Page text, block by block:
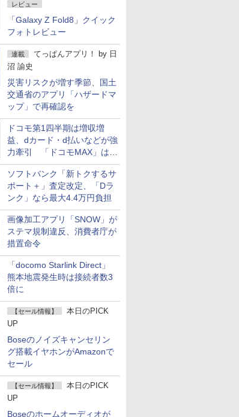
レビュー
「Galaxy Z Fold8」クイック
フォトレビュー
連載 てっぱんアプリ！ by 日
沼 諭史
災害リスクが増す季節、国土
交通省のアプリ「ハザードマ
ップ」で再確認を
ドコモ第1四半期は増収増
益、dカード・d払いなどが強
力牽引 「ドコモMAX」は
400万契約突破
ソフトバンク「新トクするサ
ポート＋」査定改定、「Dラ
ンク」なら最大4.4万円負担
画像加工アプリ「SNOW」が
ステマ規制違反、消費者庁が
措置命令
「docomo Starlink Direct」
熊本地震発生時は接続者数3
倍に
【セール情報】
本日のPICK
UP
Boseのノイズキャンセリン
グ搭載イヤホンがAmazonで
セール
【セール情報】
本日のPICK
UP
Boseのホームオーディオが